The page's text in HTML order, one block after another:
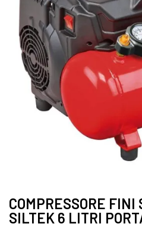
COMPRESSORE FINI
SILTEK 6 LITRI